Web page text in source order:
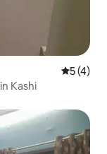
5 (4)
Kashi